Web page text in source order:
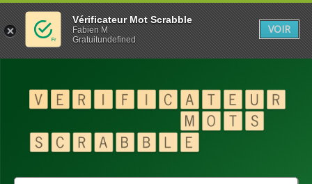
Vérificateur Mot Scrabble
Fabien M
Gratuitundefined
VOIR